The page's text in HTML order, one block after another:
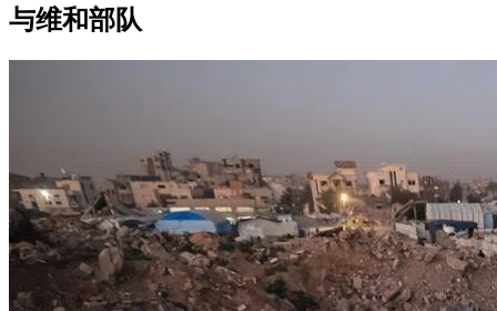
与维和部队